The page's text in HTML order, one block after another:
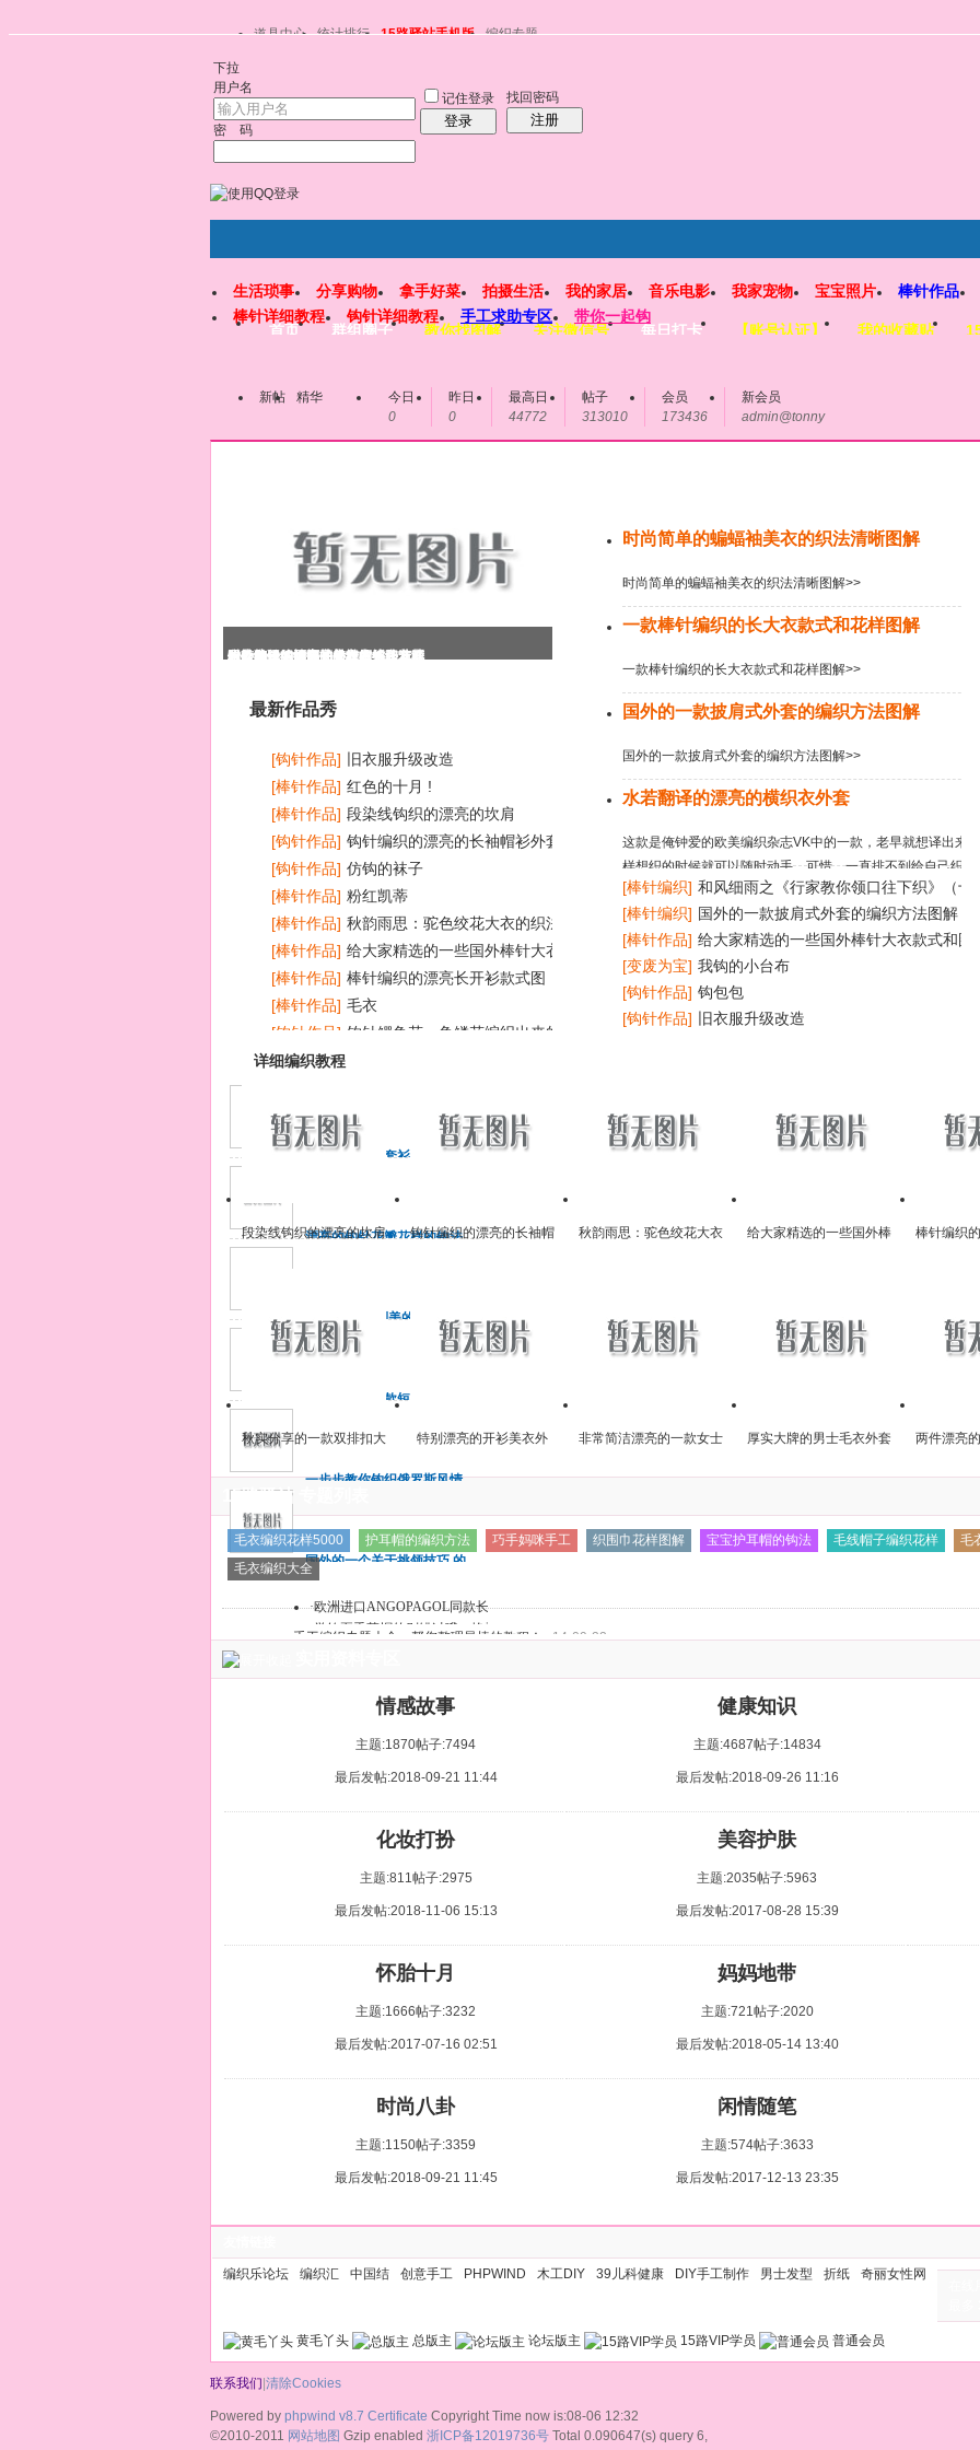
道具中心 统计排行 15路驿站手机版 编织专题
下拉
用户名
密 码
记住登录
登录
找回密码
注册
首页 群组圈子 教你找图解 关注微信号 每日打卡 【账号认证】 我的收藏贴
生活琐事 分享购物 拿手好菜 拍摄生活 我的家居 音乐电影 我家宠物 宝宝照片 棒针作品
棒针详细教程
钩针详细教程 手工求助专区 带你一起钩
新帖 精华
今日
0
昨日
0
最高日
44772
帖子
313010
会员
173436
新会员
admin@tonny
段染线钩织的漂亮的坎肩
钩针编织的漂亮的长袖帽衫外套花
时尚简单的蝙蝠袖美衣的织法清晰
一款棒针编织的长大衣款式和花样
国外的一款披肩式外套的编织方法
水若翻译的漂亮的横织衣外套
最新作品秀
[钩针作品] 旧衣服升级改造
[棒针作品] 红色的十月 !
[棒针作品] 段染线钩织的漂亮的坎肩
[钩针作品] 钩针编织的漂亮的长袖帽衫外套花样
图
[钩针作品] 仿钩的袜子
[棒针作品] 粉红凯蒂
[棒针作品] 秋韵雨思：驼色绞花大衣的织法说明
[棒针作品] 给大家精选的一些国外棒针大衣款式
和图解
[棒针作品] 棒针编织的漂亮长开衫款式图
[棒针作品] 毛衣
[钩针作品] 钩针鳄鱼花、鱼鳞花编织出来的帽子
花样欣赏
时尚简单的蝙蝠袖美衣的织法清晰图解
时尚简单的蝙蝠袖美衣的织法清晰图解>>
一款棒针编织的长大衣款式和花样图解
一款棒针编织的长大衣款式和花样图解>>
国外的一款披肩式外套的编织方法图解
国外的一款披肩式外套的编织方法图解>>
水若翻译的漂亮的横织衣外套
这款是俺钟爱的欧美编织杂志VK中的一款，老早就想译出来，
样想织的时候就可以随时动手。可惜，一直排不到给自己织。
好月底做事，又遇上网络出状况。就借机翻译了出来，哈哈哈
哈，有了第一步，要变成衣岂不是又近 ..>>
[棒针编织] 和风细雨之《行家教你领口往下织》（十
九）花边领童装
[棒针编织] 国外的一款披肩式外套的编织方法图解
[棒针作品] 给大家精选的一些国外棒针大衣款式和图解
[变废为宝] 我钩的小台布
[钩针作品] 钩包包
[钩针作品]
旧衣服升级改造
详细编织教程
简单的握手服套衫的详细织
（3.2mm
漂亮的钩针花瓣花样的钩法
彼岸繁花·特别美的钩针连衣
裙花样和钩法步骤图
彼岸繁花·特别美的钩针连衣
非常清爽的一款短袖钩衣花
给出！
非常清爽的一款短袖钩衣花
给出！
一步步教你钩织俄罗斯风情
一步步教你钩织俄罗斯风情
的小外套
国外的一个关于挑领技巧 的
教程，图片详细能看懂吗？
国外的一个关于挑领技巧 的
教程，图片详细能看懂吗？
·欧洲进口ANGOPAGOL同款长段染毛
·学钩夏季草帽的别错过哦，艳子4.
段染线钩织的漂亮的坎肩
钩针编织的漂亮的长袖帽
秋韵雨思：驼色绞花大衣
给大家精选的一些国外棒
棒针编织
秋实分享的一款双排扣大
特别漂亮的开衫美衣外
非常简洁漂亮的一款女士
厚实大牌的男士毛衣外套
两件漂亮
15路驿站 专题列表
毛衣编织花样5000 护耳帽的编织方法 巧手妈咪手工 织围巾花样图解 宝宝护耳帽的钩法 毛线帽子编织花样 毛
毛衣编织大全
手工编织专题大全，帮您整理最棒的教程！ 14-09-22
情感故事
主题:1870帖子:7494
最后发帖:2018-09-21 11:44
健康知识
主题:4687帖子:14834
最后发帖:2018-09-26 11:16
化妆打扮
主题:811帖子:2975
最后发帖:2018-11-06 15:13
美容护肤
主题:2035帖子:5963
最后发帖:2017-08-28 15:39
怀胎十月
主题:1666帖子:3232
最后发帖:2017-07-16 02:51
妈妈地带
主题:721帖子:2020
最后发帖:2018-05-14 13:40
时尚八卦
主题:1150帖子:3359
最后发帖:2018-09-21 11:45
闲情随笔
主题:574帖子:3633
最后发帖:2017-12-13 23:35
编织乐论坛 编织汇 中国结 创意手工 PHPWIND 木工DIY 39儿科健康 DIY手工制作 男士发型 折纸 奇丽女性网
黄毛丫头 总版主 论坛版主 15路VIP学员 普通会员
联系我们|清除Cookies
Powered by phpwind v8.7 Certificate Copyright Time now is:08-06 12:32
©2010-2011 网站地图 Gzip enabled 浙ICP备12019736号 Total 0.090647(s) query 6,